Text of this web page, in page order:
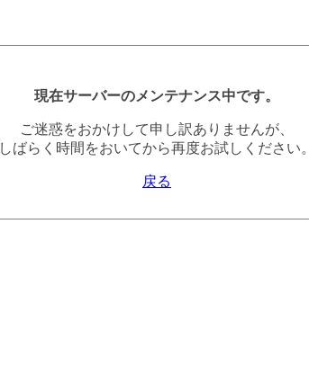
現在サーバーのメンテナンス中です。
ご迷惑をおかけして申し訳ありませんが、
しばらく時間をおいてから再度お試しください。
戻る